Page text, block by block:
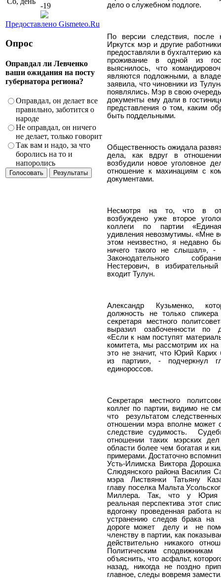
-19
Предоставлено Gismeteo.Ru
Опрос
Оправдал ли Левченко
ваши ожидания на посту
губернатора региона?
Оправдал, он делает все
правильно, заботится о
народе
Не оправдал, он ничего
не делает, только говорит
Так вам и надо, за что
боролись на то и
напоролись
дело о служебном подлоге.
По версии следствия, после
Иркутск мэр и другие
предоставляли в бухгалтерию
проживание в одной из
выяснилось, что
являются подложными, а
заявила, что чиновники из
появлялись. Мэр в свою
документы ему дали в
представления о том, каким
быть поддельными.
Общественность ожидала
дела, как вдруг в
возбудили новое уголовное
отношение к махинациям с
документами.
Несмотря на то, что в
возбуждено уже второе
коллеги по партии
удивления невозмутимы. «Мне
этом неизвестно, я недавно
ничего такого не слышал», -
Законодательного
Нестерович, в избирательный
входит Тулун.
Александр Кузьменко,
должность не только
секретаря местного
выразил озабоченности по
«Если к нам поступят
комитета, мы рассмотрим их на
это не значит, что Юрий Карих
из партии», - подчеркнул
единороссов.
Секретаря местного
коллег по партии, видимо не
что
результатом
отношении мэра вполне может
следствие судимость.
отношении таких мэрских
области более чем богатая и
примерами. Достаточно
Усть-Илимска Виктора
Слюдянского района Василия
мэра Листвянки Татьяну
главу поселка Мальта
Миллера. Так, что у Юрия
реальная перспектива этот
вдогонку проведенная работа
устранению следов брака на
дороге может
делу и
не
членству в партии, как
действительно никакого
Политическим сподвижникам
объяснить, что асфальт,
назад, никогда не поздно
главное, следы вовремя